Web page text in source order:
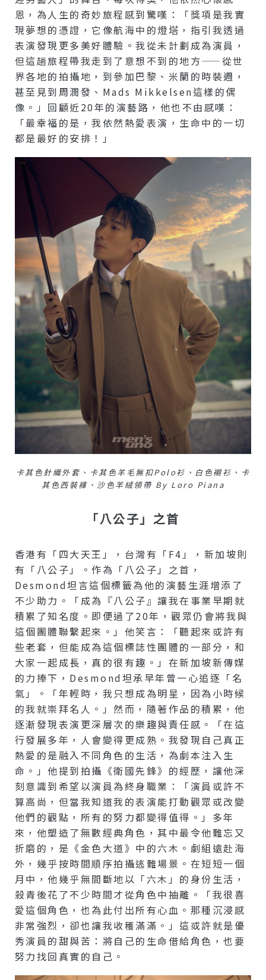
恩，為人生的奇妙旅程感到驚嘆：「獎項是我實
現夢想的憑證，它像航海中的燈塔，指引我透過
表演發現更多美好體驗。我從未計劃成為演員，
但這趟旅程帶我走到了意想不到的地方——從世
界各地的拍攝地，到參加巴黎、米蘭的時裝週，
甚至見到周潤發、Mads Mikkelsen這樣的偶
像。」回顧近20年的演藝路，他也不由感嘆：
「最幸福的是，我依然熱愛表演，生命中的一切
都是最好的安排！」
卡其色針織外套、卡其色羊毛無扣polo衫、白色襯衫、卡
其色西裝褲、沙色羊絨領帶 By Loro Piana
「八公子」之首
香港有「四大天王」，台灣有「F4」，新加坡則
有「八公子」。作為「八公子」之首，
Desmond坦言這個標籤為他的演藝生涯增添了
不少助力。「成為『八公子』讓我在事業早期就
積累了知名度。即便過了20年，觀眾仍會將我與
這個團體聯繫起來。」他笑言：「聽起來或許有
些老套，但能成為這個標誌性團體的一部分，和
大家一起成長，真的很有趣。」在新加坡新傳媒
的力捧下，Desmond坦承早年曾一心追逐「名
氣」。「年輕時，我只想成為明星，因為小時候
的我就崇拜名人。」然而，隨著作品的積累，他
逐漸發現表演更深層次的樂趣與責任感。「在這
行發展多年，人會變得更成熟。我發現自己真正
熱愛的是融入不同角色的生活，為劇本注入生
命。」他提到拍攝《衛國先鋒》的經歷，讓他深
刻意識到希望以演員為終身職業：「演員或許不
算高尚，但當我知道我的表演能打動觀眾或改變
他們的觀點，所有的努力都變得值得。」多年
來，他塑造了無數經典角色，其中最令他難忘又
折磨的，是《金色大道》中的六木。劇組遠赴海
外，幾乎按時間順序拍攝逃難場景。在短短一個
月中，他幾乎無間斷地以「六木」的身份生活，
殺青後花了不少時間才從角色中抽離。「我很喜
愛這個角色，也為此付出所有心血。那種沉浸感
非常強烈，卻也讓我收穫滿滿。」這或許就是優
秀演員的甜與苦：將自己的生命借給角色，也要
努力找回真實的自己。